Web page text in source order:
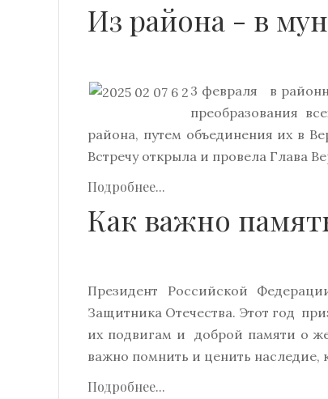
Из района - в
3 февраля в
преобразования
района, путем объединения их в
Встречу открыла и провела Глава
Подробнее...
Как важно
Президент Российской
Защитника Отечества. Этот год
их подвигам и доброй памяти о
важно помнить и ценить наследие,
Подробнее...